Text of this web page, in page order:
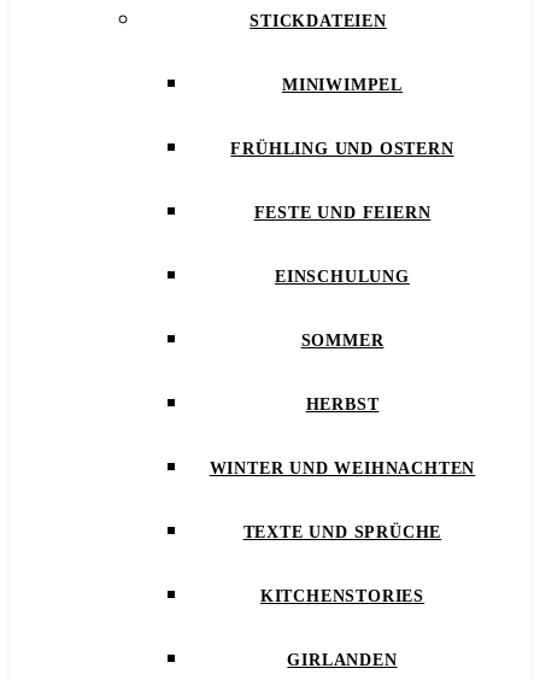
STICKDATEIEN
MINIWIMPEL
FRÜHLING UND OSTERN
FESTE UND FEIERN
EINSCHULUNG
SOMMER
HERBST
WINTER UND WEIHNACHTEN
TEXTE UND SPRÜCHE
KITCHENSTORIES
GIRLANDEN